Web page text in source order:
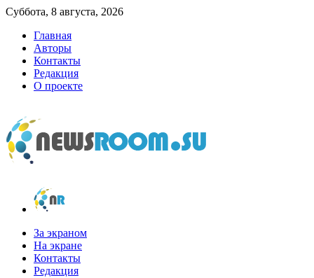
Суббота, 8 августа, 2026
Главная
Авторы
Контакты
Редакция
О проекте
newsroom.su
Новости о новостях
За экраном
На экране
Контакты
Редакция